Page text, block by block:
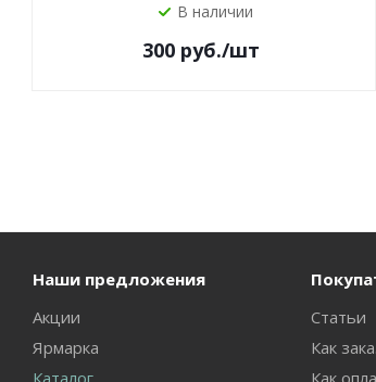
В наличии
300руб./шт
Наши предложения
Акции
Ярмарка
Каталог
Статьи
Как
Как